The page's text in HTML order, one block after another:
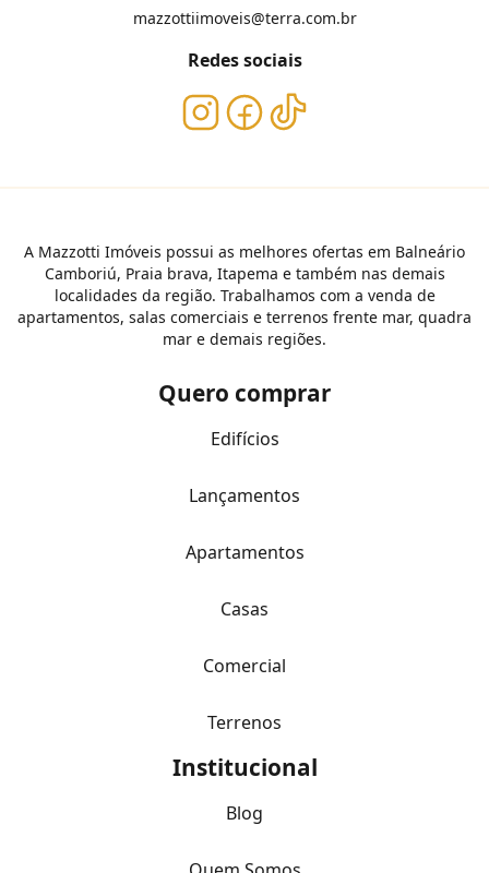
mazzottiimoveis@terra.com.br
Redes sociais
A Mazzotti Imóveis possui as melhores ofertas em Balneário
Camboriú, Praia brava, Itapema e também nas demais
localidades da região. Trabalhamos com a venda de
apartamentos, salas comerciais e terrenos frente mar, quadra
mar e demais regiões.
Quero comprar
Edifícios
Lançamentos
Apartamentos
Casas
Comercial
Terrenos
Institucional
Blog